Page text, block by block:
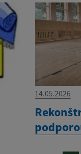
14.05.2026